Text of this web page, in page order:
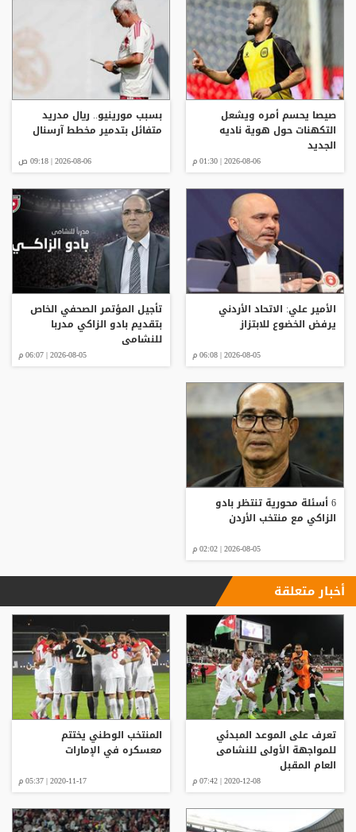
صيصا يحسم أمره ويشعل
التكهنات حول هوية ناديه
الجديد
2026-08-06 | 01:30 م
بسبب مورينيو.. ريال مدريد
متفائل بتدمير مخطط آرسنال
2026-08-06 | 09:18 ص
الأمير علي: الاتحاد الأردني
يرفض الخضوع للابتزاز
2026-08-05 | 06:08 م
تأجيل المؤتمر الصحفي الخاص
بتقديم بادو الزاكي مدربا
للنشامى
2026-08-05 | 06:07 م
6 أسئلة محورية تنتظر بادو
الزاكي مع منتخب الأردن
2026-08-05 | 02:02 م
أخبار متعلقة
تعرف على الموعد المبدئي
للمواجهة الأولى للنشامى
العام المقبل
2020-12-08 | 07:42 م
المنتخب الوطني يختتم
معسكره في الإمارات
2020-11-17 | 05:37 م